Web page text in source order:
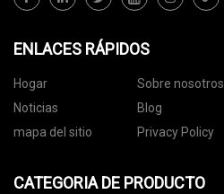
ENLACES RÁPIDOS
Hogar Sobre nosotros
Noticias
Blog
mapa del sitio
Privacy Policy
CATEGORIA DE PRODUCTO